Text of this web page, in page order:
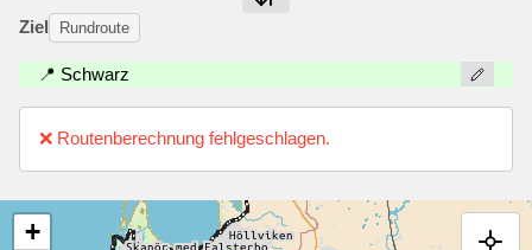
Ziel Rundroute
📍 Schwarz
❌ Routenberechnung fehlgeschlagen.
+